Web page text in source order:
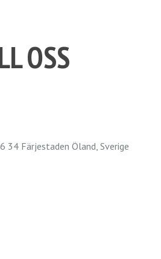
OSS
34 Färjestaden Öland, Sverige